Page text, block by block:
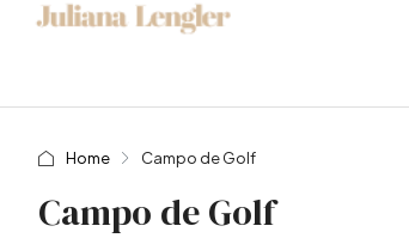
Home Campo de Golf
Campo de Golf